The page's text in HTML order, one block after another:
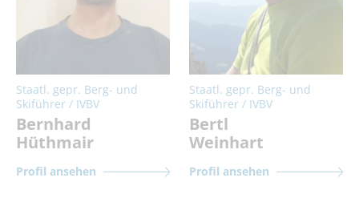
Staatl. gepr. Berg- und
Skiführer / IVBV
Bernhard
Hüthmair
Profil ansehen
Staatl. gepr. Berg- und
Skiführer / IVBV
Bertl
Weinhart
Profil ansehen